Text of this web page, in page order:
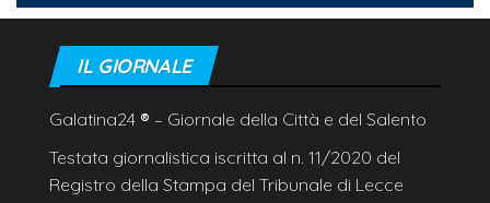
IL GIORNALE
Galatina24 ® – Giornale della Città e del Salento
Testata giornalistica iscritta al n. 11/2020 del
Registro della Stampa del Tribunale di Lecce